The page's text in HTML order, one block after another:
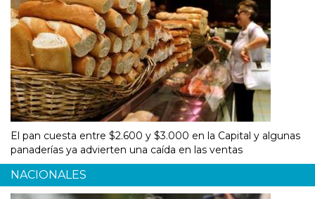
El pan cuesta entre $2.600 y $3.000 en la Capital y algunas
panaderías ya advierten una caída en las ventas
NACIONALES